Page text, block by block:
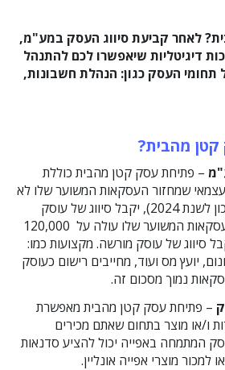
לאחר קביעת סיווג העסק במע"מ,
דיגיטליות שיאפשרו לכם להתנהל
תחומי העסק כגון: הנהלת חשבונות,
קטן מהבית?
– פתיחת עסק קטן מהבית כוללת
שמחזור העסקאות המשוער שלו לא
עולה על 120,000 ₪ (נכון לשנת 2024), יקבל סיווג של עוסק
פטור. עצמאי שמחזור העסקאות המשוער שלו עולה על 120,000
לשנת 2024), יקבל סיווג של עוסק מורשה. מקצועות כמו:
יועץ מס ועוד, מחייבים רישום כעוסק
נמוך מסכום זה.
– פתיחת עסק קטן מהבית מאפשרת
ו/או מוצר בתחום שאתם מכירים
המתמחה באפייה יכול להציע סדנאות
למכור מוצרי אפייה אונליין.